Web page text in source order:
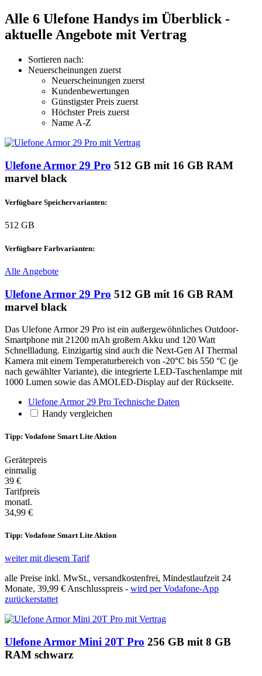
Alle 6 Ulefone Handys im Überblick -
aktuelle Angebote mit Vertrag
Sortieren nach:
Neuerscheinungen zuerst
Neuerscheinungen zuerst
Kundenbewertungen
Günstigster Preis zuerst
Höchster Preis zuerst
Name A-Z
Ulefone Armor 29 Pro 512 GB mit 16 GB RAM
marvel black
Verfügbare Speichervarianten:
512 GB
Verfügbare Farbvarianten:
Alle Angebote
Ulefone Armor 29 Pro 512 GB mit 16 GB RAM
marvel black
Das Ulefone Armor 29 Pro ist ein außergewöhnliches Outdoor-
Smartphone mit 21200 mAh großem Akku und 120 Watt
Schnellladung. Einzigartig sind auch die Next-Gen AI Thermal
Kamera mit einem Temperaturbereich von -20°C bis 550 °C (je
nach gewählter Variante), die integrierte LED-Taschenlampe mit
1000 Lumen sowie das AMOLED-Display auf der Rückseite.
Ulefone Armor 29 Pro Technische Daten
Handy vergleichen
Tipp: Vodafone Smart Lite Aktion
Gerätepreis
einmalig
39 €
Tarifpreis
monatl.
34,99 €
Tipp: Vodafone Smart Lite Aktion
weiter mit diesem Tarif
alle Preise inkl. MwSt., versandkostenfrei, Mindestlaufzeit 24
Monate, 39,99 € Anschlusspreis - wird per Vodafone-App
zurückerstattet
Ulefone Armor Mini 20T Pro 256 GB mit 8 GB
RAM schwarz